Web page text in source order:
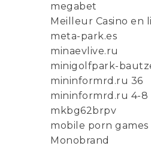
megabet
Meilleur Casino en
meta-park.es
minaevlive.ru
minigolfpark-
mininformrd.ru 36
mininformrd.ru 4-8
mkbg62brpv
mobile porn games
Monobrand